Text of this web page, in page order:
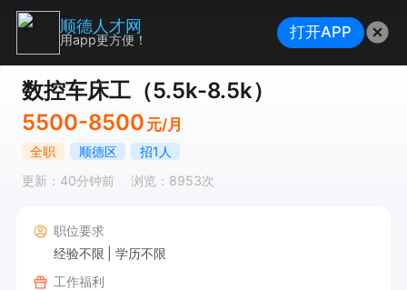
数控车床工（5.5k-8.5k）
5500-8500 元/月
全职 顺德区
招1人
更新：40分钟前
浏览：8953次
职位要求
经验不限
学历不限
工作福利
顺德人才网
用app更方便！ 打开APP